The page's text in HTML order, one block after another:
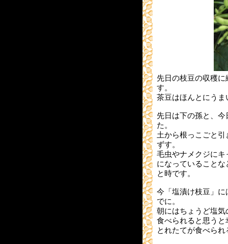
先日の枝豆の収穫
す。
茶豆はほんとにう
先日は下の孫と、
た。
土から根っこごと
ずす。
毛虫やナメクジに
になっていること
と時です。
今「塩漬け枝豆」
でに。
朝にはちょうど塩
食べられると思う
とれたてが食べら